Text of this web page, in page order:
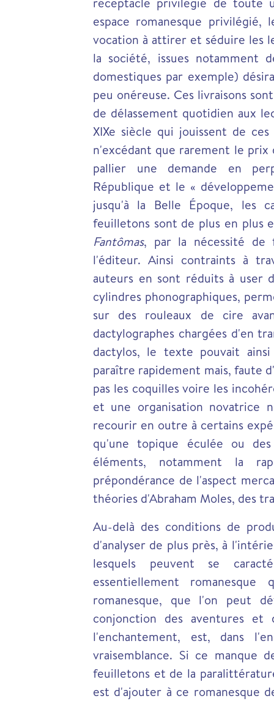
espace romanesque privilégié,
vocation à attirer et séduire les
la société, issues notamment
domestiques par exemple)
peu onéreuse. Ces livraisons
de délassement quotidien aux
XIXe siècle qui jouissent de
n'excédant que rarement le
pallier une demande en
République et le «
jusqu'à la Belle Époque, les
feuilletons sont de plus en plus
Fantômas, par la nécessité de
l'éditeur. Ainsi contraints à
auteurs en sont réduits à user
cylindres phonographiques,
sur des rouleaux de cire
dactylographes chargées d'en
dactylos, le texte pouvait
paraître rapidement mais, faute
pas les coquilles voire les
et une organisation novatrice
recourir en outre à certains
qu'une topique éculée ou des
éléments, notamment la
prépondérance de l'aspect
théories d'Abraham Moles, des
Au-delà des conditions de
d'analyser de plus près, à
lesquels peuvent se
essentiellement
romanesque, que l'on peut
conjonction des aventures
l'enchantement, est, dans
vraisemblance. Si ce manque
feuilletons et de la
est d'ajouter à ce romanesque